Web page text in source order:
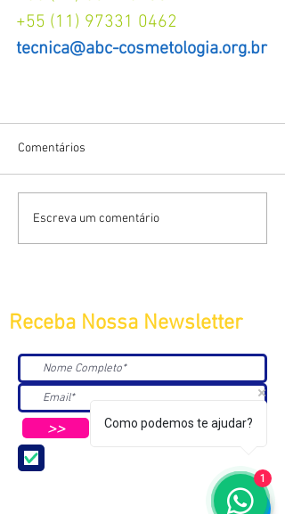
+55 (11) 97331 0462
tecnica@abc-cosmetologia.org.br
Comentários
Escreva um comentário
Receba Nossa Newsletter
>> Como podemos te ajudar?
1